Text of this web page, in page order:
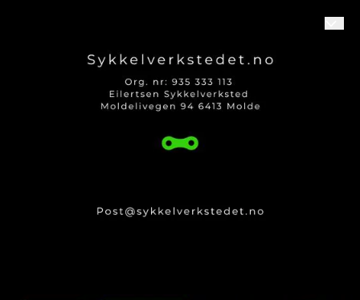
elsykkelmotoren. Designet for
kompatible Yamaha-systemer.
sykler.